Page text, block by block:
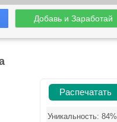
Добавь и Заработай
Распечатать
Уникальность: 84%